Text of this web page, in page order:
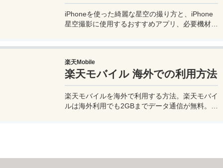
iPhoneを使った綺麗な星空の撮り方と、iPhone
星空撮影に使用するおすすめアプリ、必要機材な
ば流星群の流れ星も撮影可能なので、iPhoneで
綺麗な星空撮影をしたいときはチャレンジしてみ
よう。
楽天Mobile
楽天モバイル 海外での利用方法
楽天モバイルを海外で利用する方法。楽天モバイ
ルは海外利用でも2GBまでデータ通信が無料。ま